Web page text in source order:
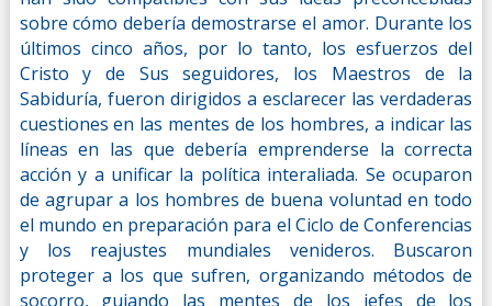
sobre cómo debería demostrarse el amor. Durante los
últimos cinco años, por lo tanto, los esfuerzos del
Cristo y de Sus seguidores, los Maestros de la
Sabiduría, fueron dirigidos a esclarecer las verdaderas
cuestiones en las mentes de los hombres, a indicar las
líneas en las que debería emprenderse la correcta
acción y a unificar la política interaliada. Se ocuparon
de agrupar a los hombres de buena voluntad en todo
el mundo en preparación para el Ciclo de Conferencias
y los reajustes mundiales venideros. Buscaron
proteger a los que sufren, organizando métodos de
socorro, guiando las mentes de los jefes de los